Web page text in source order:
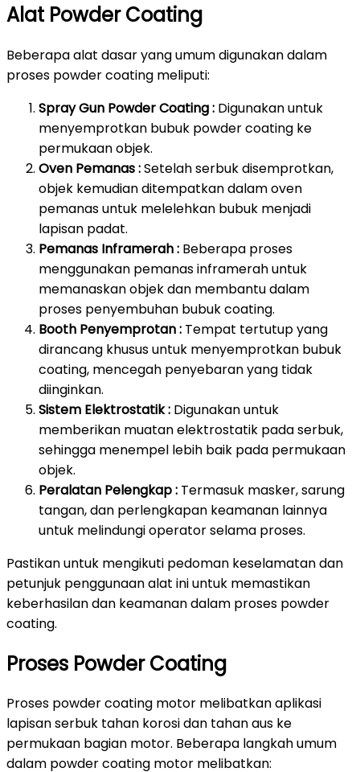
Alat Powder Coating
Beberapa alat dasar yang umum digunakan dalam
proses powder coating meliputi:
Spray Gun Powder Coating : Digunakan untuk
menyemprotkan bubuk powder coating ke
permukaan objek.
Oven Pemanas :Setelah serbuk disemprotkan,
objek kemudian ditempatkan dalam oven
pemanas untuk melelehkan bubuk menjadi
lapisan padat.
Pemanas Inframerah : Beberapa proses
menggunakan pemanas inframerah untuk
memanaskan objek dan membantu dalam
proses penyembuhan bubuk coating.
Booth Penyemprotan : Tempat tertutup yang
dirancang khusus untuk menyemprotkan bubuk
coating, mencegah penyebaran yang tidak
diinginkan.
Sistem Elektrostatik : Digunakan untuk
memberikan muatan elektrostatik pada serbuk,
sehingga menempel lebih baik pada permukaan
objek.
Peralatan Pelengkap : Termasuk masker, sarung
tangan, dan perlengkapan keamanan lainnya
untuk melindungi operator selama proses.
Pastikan untuk mengikuti pedoman keselamatan dan
petunjuk penggunaan alat ini untuk memastikan
keberhasilan dan keamanan dalam proses powder
coating.
Proses Powder Coating
Proses powder coating motor melibatkan aplikasi
lapisan serbuk tahan korosi dan tahan aus ke
permukaan bagian motor. Beberapa langkah umum
dalam powder coating motor melibatkan: